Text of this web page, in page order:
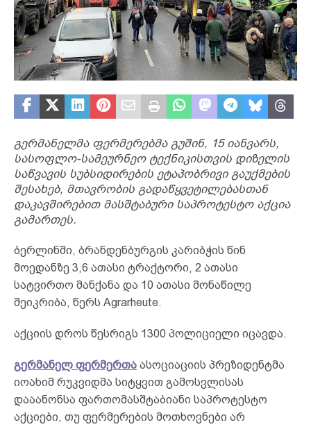
გერმანელმა ფერმერებმა გუშინ, 15 იანვარს,
სასოფლო-სამეურნეო ტექნიკისთვის დიზელის
საწვავის სუბსიდირების ეტაპობრივი გაუქმების
შესახებ, მთავრობის გადაწყვეტილებასთან
დაკავშირებით მასშტაბური საპროტესტო აქცია
გამართეს.
ბერლინში, ბრანდენბურგის კარიბჭის წინ
მოედანზე 3,6 ათასი ტრაქტორი, 2 ათასი
სატვირთო მანქანა და 10 ათასი მონაწილე
შეიკრიბა, წერს Agrarheute.
აქციის დროს წესრიგს 1300 პოლიციელი იცავდა.
გერმანელ ფერმერთა ასოციაციის პრეზიდენტმა
იოახიმ რუკვიდმა სიტყვით გამოსვლისას
დააანონსა ფართომასშტაბიანი საპროტესტო
აქციები, თუ ფერმერების მოთხოვნები არ